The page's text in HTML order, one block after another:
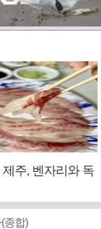
제주, 벤자리와 독
종합)